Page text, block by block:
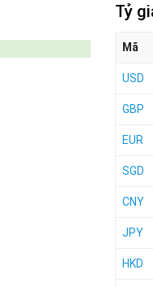
Tỷ
Mã
USD
GBP
EUR
SGD
CNY
JPY
HKD